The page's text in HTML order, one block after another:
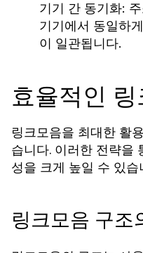
기기 간 동기화:
기기에서 동일하
이 일관됩니다.
효율적인
링크모음을 최대한 활
습니다. 이러한 전략을
성을 크게 높일 수 있습
링크모음 구조